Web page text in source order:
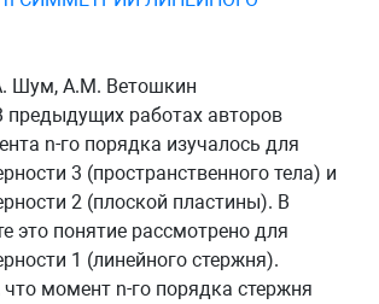
Шум, А.М. Ветошкин
предыдущих работах авторов
n-го порядка изучалось для
3 (пространственного тела) и
2 (плоской пластины). В
это понятие рассмотрено для
1 (линейного стержня).
что момент n-го порядка стержня